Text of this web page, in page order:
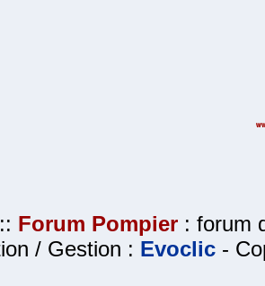
Forum Pompier : forum
/ Gestion : Evoclic -